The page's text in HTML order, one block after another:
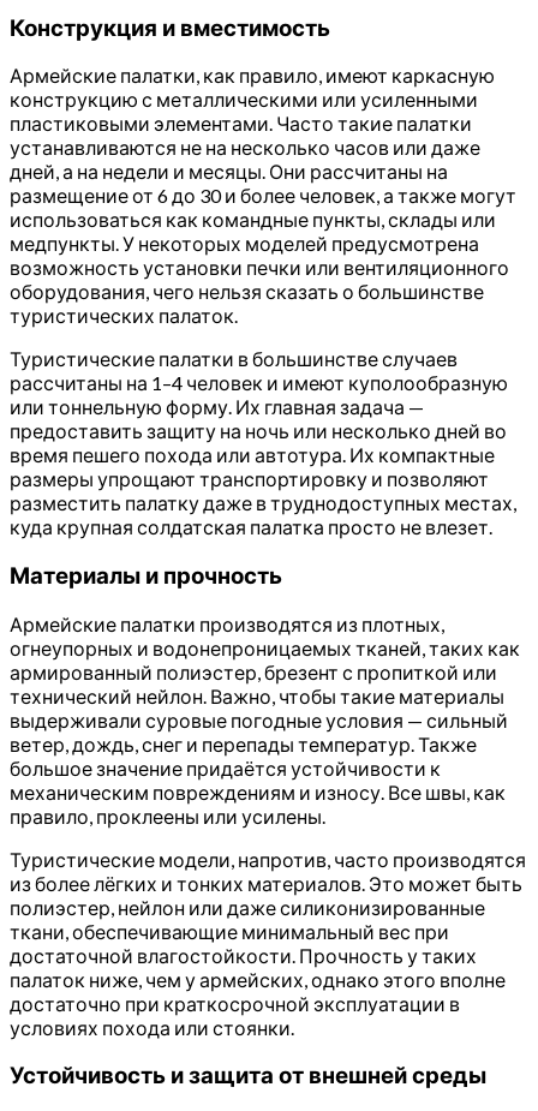
Конструкция и вместимость
Армейские палатки, как правило, имеют каркасную
конструкцию с металлическими или усиленными
пластиковыми элементами. Часто такие палатки
устанавливаются не на несколько часов или даже
дней, а на недели и месяцы. Они рассчитаны на
размещение от 6 до 30 и более человек, а также могут
использоваться как командные пункты, склады или
медпункты. У некоторых моделей предусмотрена
возможность установки печки или вентиляционного
оборудования, чего нельзя сказать о большинстве
туристических палаток.
Туристические палатки в большинстве случаев
рассчитаны на 1–4 человек и имеют куполообразную
или тоннельную форму. Их главная задача —
предоставить защиту на ночь или несколько дней во
время пешего похода или автотура. Их компактные
размеры упрощают транспортировку и позволяют
разместить палатку даже в труднодоступных местах,
куда крупная солдатская палатка просто не влезет.
Материалы и прочность
Армейские палатки производятся из плотных,
огнеупорных и водонепроницаемых тканей, таких как
армированный полиэстер, брезент с пропиткой или
технический нейлон. Важно, чтобы такие материалы
выдерживали суровые погодные условия — сильный
ветер, дождь, снег и перепады температур. Также
большое значение придаётся устойчивости к
механическим повреждениям и износу. Все швы, как
правило, проклеены или усилены.
Туристические модели, напротив, часто производятся
из более лёгких и тонких материалов. Это может быть
полиэстер, нейлон или даже силиконизированные
ткани, обеспечивающие минимальный вес при
достаточной влагостойкости. Прочность у таких
палаток ниже, чем у армейских, однако этого вполне
достаточно при краткосрочной эксплуатации в
условиях похода или стоянки.
Устойчивость и защита от внешней среды